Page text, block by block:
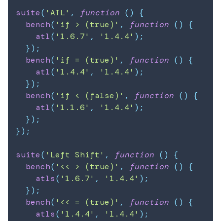
suite( 'ATL' , function ( )
{
bench( 'if > (true)' , function ( )
{
atl( '1.6.7' , '1.4.4' ) ;
}) ;
bench( 'if = (true)' , function ( )
{
atl( '1.4.4' , '1.4.4' ) ;
}) ;
bench( 'if < (false)' , function ( )
{
atl( '1.1.6' , '1.4.4' ) ;
}) ;
}) ;
suite( 'Left Shift' , function ( )
{
bench( '<< > (true)' , function ( )
{
atls( '1.6.7' , '1.4.4' ) ;
}) ;
bench( '<< = (true)' , function ( )
{
atls( '1.4.4' , '1.4.4' ) ;